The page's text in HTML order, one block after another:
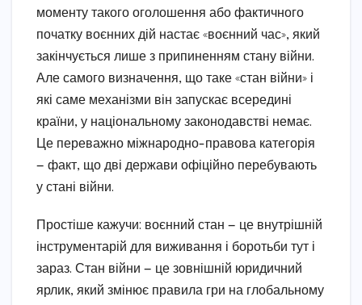
моменту такого оголошення або фактичного
початку воєнних дій настає «воєнний час», який
закінчується лише з припиненням стану війни.
Але самого визначення, що таке «стан війни» і
які саме механізми він запускає всередині
країни, у національному законодавстві немає.
Це переважно міжнародно-правова категорія
— факт, що дві держави офіційно перебувають
у стані війни.
Простіше кажучи: воєнний стан — це внутрішній
інструментарій для виживання і боротьби тут і
зараз. Стан війни — це зовнішній юридичний
ярлик, який змінює правила гри на глобальному